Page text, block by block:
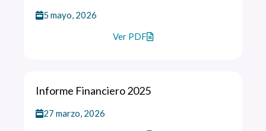
5 mayo, 2026
Ver PDF
Informe Financiero 2025
27 marzo, 2026